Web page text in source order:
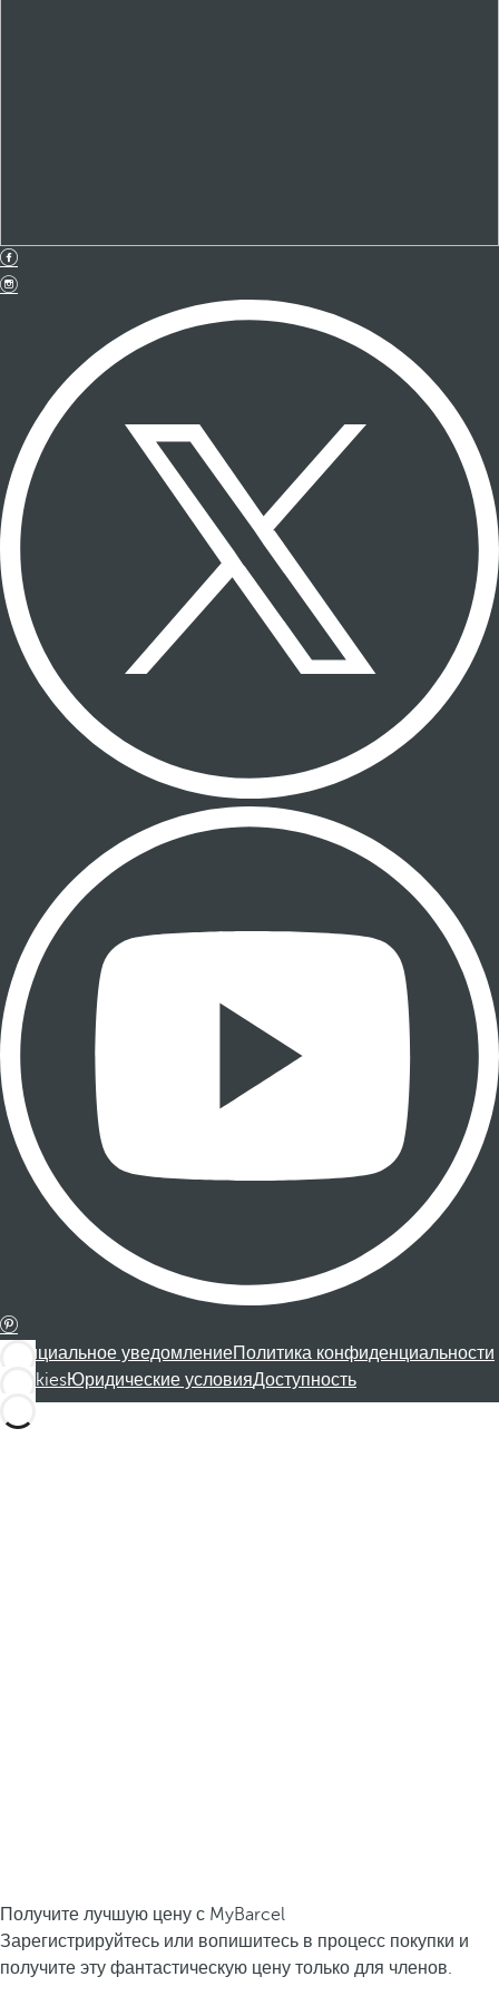
Официальное уведомлениеПолитика конфиденциальности
CookiesЮридические условияДоступность
Получите лучшую цену с MyBarcel
Зарегистрируйтесь или вопишитесь в процесс покупки и
получите эту фантастическую цену только для членов.